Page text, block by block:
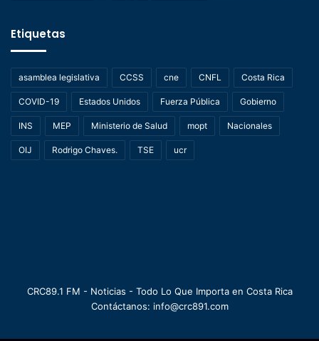
Etiquetas
asamblea legislativa CCSS cne CNFL Costa Rica
COVID-19 Estados Unidos Fuerza Pública Gobierno
INS MEP Ministerio de Salud mopt Nacionales
OIJ Rodrigo Chaves. TSE ucr
CRC89.1 FM - Noticias - Todo Lo Que Importa en Costa Rica
Contáctanos: info@crc891.com